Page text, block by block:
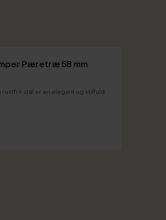
Pæretræ 58 mm
stål er en elegant og stilfuld